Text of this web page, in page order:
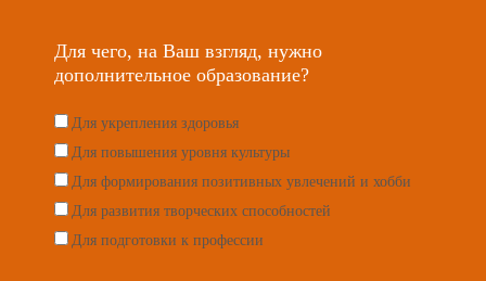
Для чего, на Ваш взгляд, нужно
дополнительное образование?
Для укрепления здоровья
Для повышения уровня культуры
Для формирования позитивных увлечений и хобби
Для развития творческих способностей
Для подготовки к профессии